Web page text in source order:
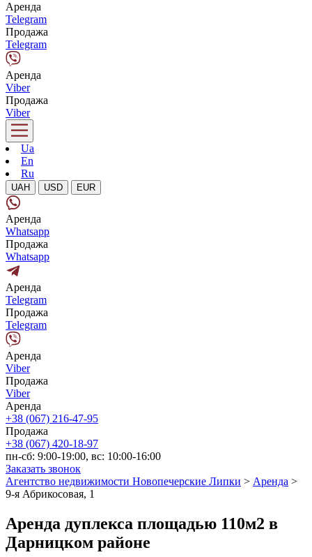
Аренда
Telegram
Продажа
Telegram
Аренда
Viber
Продажа
Viber
Ua
En
Ru
UAH USD EUR
Аренда
Whatsapp
Продажа
Whatsapp
Аренда
Telegram
Продажа
Telegram
Аренда
Viber
Продажа
Viber
Аренда
+38 (067) 216-47-95
Продажа
+38 (067) 420-18-97
пн-сб: 9:00-19:00, вс: 10:00-16:00
Заказать звонок
Агентство недвижимости Новопечерские Липки > Аренда >
9-я Абрикосовая, 1
Аренда дуплекса площадью 110м2 в
Дарницком районе